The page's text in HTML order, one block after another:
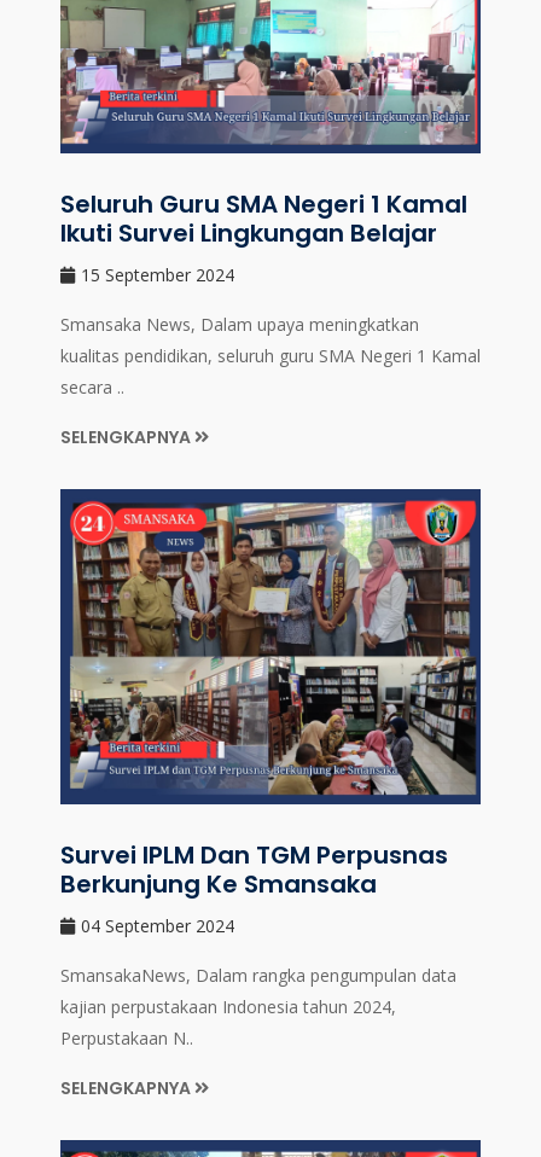
Seluruh Guru SMA Negeri 1 Kamal
Ikuti Survei Lingkungan Belajar
15 September 2024
Smansaka News, Dalam upaya meningkatkan
kualitas pendidikan, seluruh guru SMA Negeri 1 Kamal
secara ..
SELENGKAPNYA
Survei IPLM Dan TGM Perpusnas
Berkunjung Ke Smansaka
04 September 2024
SmansakaNews, Dalam rangka pengumpulan data
kajian perpustakaan Indonesia tahun 2024,
Perpustakaan N..
SELENGKAPNYA